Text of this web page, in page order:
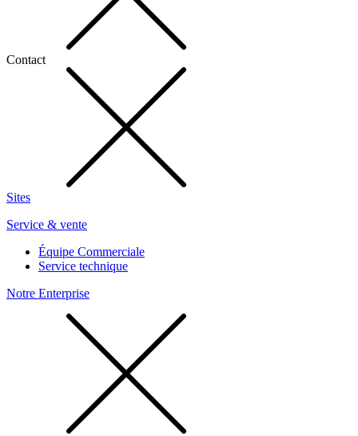
Contact
Sites
Service & vente
Équipe Commerciale
Service technique
Notre Enterprise